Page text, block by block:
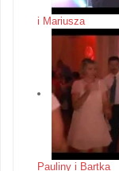
i Mariusza
Pauliny i Bartka